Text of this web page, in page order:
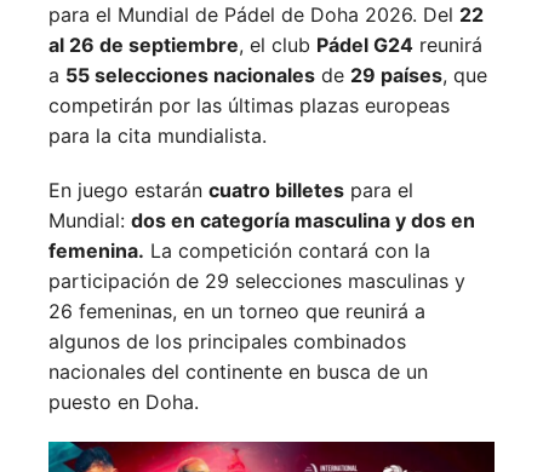
para el Mundial de Pádel de Doha 2026. Del 22
al 26 de septiembre, el club Pádel G24 reunirá
a 55 selecciones nacionales de 29 países, que
competirán por las últimas plazas europeas
para la cita mundialista.
En juego estarán cuatro billetes para el
Mundial: dos en categoría masculina y dos en
femenina. La competición contará con la
participación de 29 selecciones masculinas y
26 femeninas, en un torneo que reunirá a
algunos de los principales combinados
nacionales del continente en busca de un
puesto en Doha.